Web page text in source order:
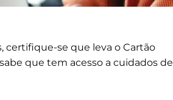
certifique-se que leva o Cartão
que tem acesso a cuidados de